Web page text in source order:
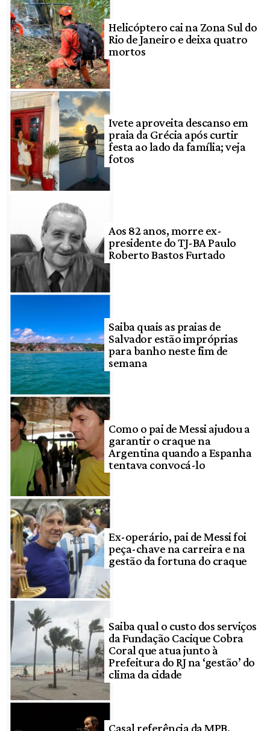
Helicóptero cai na Zona Sul do
Rio de Janeiro e deixa quatro
mortos
Ivete aproveita descanso em
praia da Grécia após curtir
festa ao lado da família; veja
fotos
Aos 82 anos, morre ex-
presidente do TJ-BA Paulo
Roberto Bastos Furtado
Saiba quais as praias de
Salvador estão impróprias
para banho neste fim de
semana
Como o pai de Messi ajudou a
garantir o craque na
Argentina quando a Espanha
tentava convocá-lo
Ex-operário, pai de Messi foi
peça-chave na carreira e na
gestão da fortuna do craque
Saiba qual o custo dos serviços
da Fundação Cacique Cobra
Coral que atua junto à
Prefeitura do RJ na ‘gestão’ do
clima da cidade
Casal referência da MPB,